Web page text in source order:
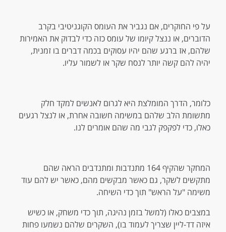
על פי החוקרים, אם נגביר את העומס הקוגניטיבי בקרב
הדוברים, או ננצל קיומו של עומס כזה כדי לבדוק את האמירות
שלהם, אז ברגע שהם יהיו עסוקים בכמה דברים בו זמנית,
יהיה להם קשה יותר לנסח שקר או לשמור עליו.
כלומר, הדרך המומלצת היא לגרום לאנשים למקד חלק
מתשומת הלב שלהם במשימה חשובה אחרת, או לנצל רגעים
כאלו, כדי לפקפק לגבי מה שהם אומרים לנו.
המחקר שהקיף 164 מתנדבות ומתנדבים הראה שהם
מתקשים לשקר, גם כאשר מבקשים מהם, כאשר יש להם עוד
משימה "על הראש" תוך כדי השיחה.
במצבים כאלו (למשל בזמן נהיגה, תוך כדי משחק, או כשיש
איזה דד-ליין שצריך לעמוד בו), השקרים שלהם נשמעו פחות